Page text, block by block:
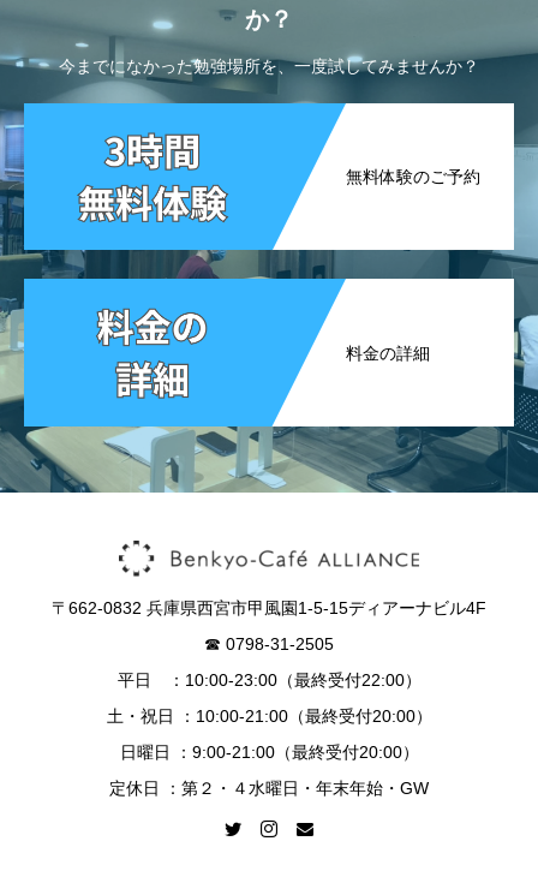
か？
今までになかった勉強場所を、一度試してみませんか？
無料体験のご予約
料金の詳細
〒662-0832 兵庫県西宮市甲風園1-5-15ディアーナビル4F
☎︎ 0798-31-2505
平日 ：10:00-23:00（最終受付22:00）
土・祝日 ：10:00-21:00（最終受付20:00）
日曜日 ：9:00-21:00（最終受付20:00）
定休日 ：第２・４水曜日・年末年始・GW